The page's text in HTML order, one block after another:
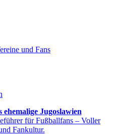
und Fans
Jugoslawien
für Fußballfans – Voller
Fankultur.